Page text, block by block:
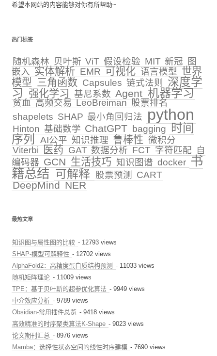
希望本网站的内容能够对你有所帮助~
热门标签
随机森林 贝叶斯 ViT 假设检验 MIT 新冠
图
嵌入
实体解析 EMR 可视化 语言模型 世界
模型
三角函数 Capsules 链式法则
深度学
习 强化学习 基尼系数 Agent 机器学习
贫血高频交易LeoBreiman股票排名
shapelets SHAP 最小角回归法 python
Hinton 基础数学 ChatGPT bagging 时间
序列 AI公平 知识推理 鲁棒性 微积分
Viterbi
医药 GAT 数据分析 FCT 字符匹配
自
编码器 GCN 生活技巧 知识图谱 docker 书
籍总结 可解释 股票预测 CART
DeepMind NER
最热文章
知识图与属性图的比较 - 12793 views
SHAP-模型可解释性 - 12702 views
AlphaFold2：高精度蛋白质结构预测 - 11033 views
随机矩阵理论 - 11009 views
TPE：基于贝叶斯的超参优化算法 - 9949 views
中介效应分析 - 9789 views
Obsidian-常用插件总览 - 9418 views
高效精准的时序聚类算法K-Shape - 9023 views
论文期刊汇总 - 8976 views
Mamba：选择性状态空间的线性时序建模 - 7690 views